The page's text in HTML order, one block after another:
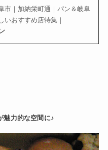
市｜加納栄町通｜パン＆岐阜
いおすすめ店特集｜
魅力的な空間に♪